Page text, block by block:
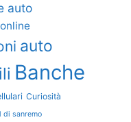
auto
auto
Banche
Curiosità
di sanremo